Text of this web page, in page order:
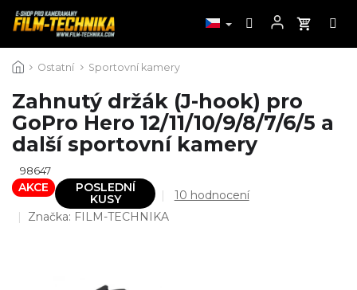
na
Ostatní Sportovní kamery
Zahnutý držák (J-hook) pro
GoPro Hero 12/11/10/9/8/7/6/5 a
další sportovní kamery
98647
AKCE
POSLEDNÍ
KUSY
Průměrné
10 hodnocení
Značka: FILM-TECHNIKA